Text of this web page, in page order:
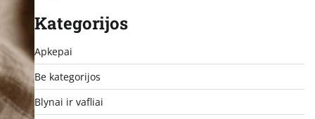
Kategorijos
Apkepai
Be kategorijos
Blynai ir vafliai